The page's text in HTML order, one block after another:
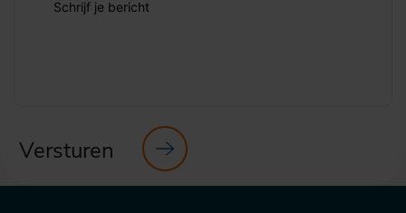
Schrijf je bericht
Versturen